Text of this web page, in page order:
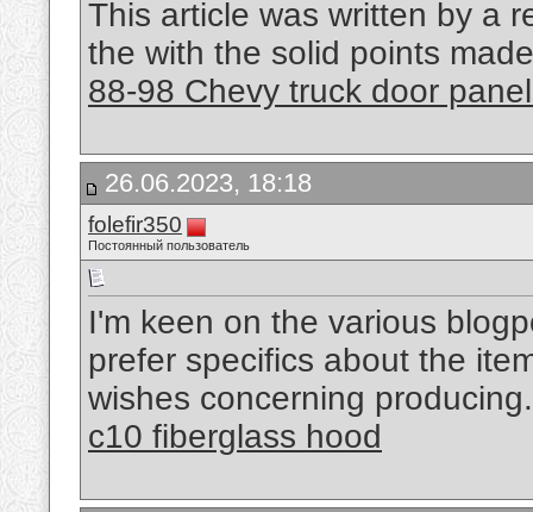
This article was written by a
the with the solid points
88-98 Chevy truck door
26.06.2023, 18:18
folefir350
Постоянный пользователь
I'm keen on the various
prefer specifics about the
wishes concerning producing.
c10 fiberglass hood